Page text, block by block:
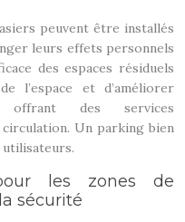
peuvent être installés
leurs effets personnels
des espaces résiduels
l’espace et d’améliorer
offrant des services
Un parking bien
les zones de
sécurité